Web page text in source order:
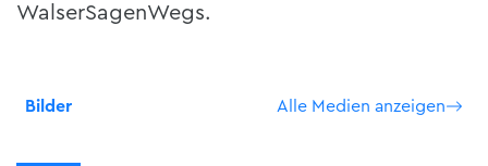
WalserSagenWegs.
Bilder Alle Medien anzeigen